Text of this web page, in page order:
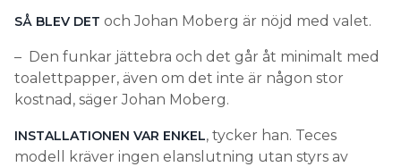
SÅ BLEV DET och Johan Moberg är nöjd med valet.
– Den funkar jättebra och det går åt minimalt med
toalettpapper, även om det inte är någon stor
kostnad, säger Johan Moberg.
INSTALLATIONEN VAR ENKEL, tycker han. Teces
modell kräver ingen elanslutning utan styrs av